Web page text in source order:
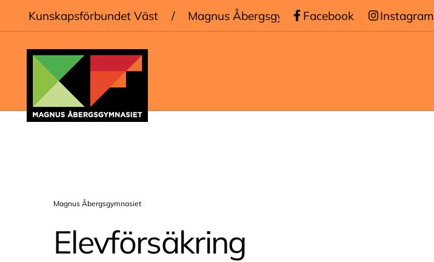
Kunskapsförbundet Väst / Magnus Åbergsgymnasiet / Elevförsäkring
Facebook Instagram
Magnus Åbergsgymnasiet
Elevförsäkring